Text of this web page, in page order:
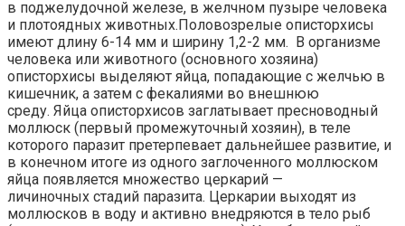
в поджелудочной железе, в желчном пузыре человека
и плотоядных животных.Половозрелые описторхисы
имеют длину 6-14 мм и ширину 1,2-2 мм. В организме
человека или животного (основного хозяина)
описторхисы выделяют яйца, попадающие с желчью в
кишечник, а затем с фекалиями во внешнюю
среду. Яйца описторхисов заглатывает пресноводный
моллюск (первый промежуточный хозяин), в теле
которого паразит претерпевает дальнейшее развитие, и
в конечном итоге из одного заглоченного моллюском
яйца появляется множество церкарий —
личиночных стадий паразита. Церкарии выходят из
моллюсков в воду и активно внедряются в тело рыб